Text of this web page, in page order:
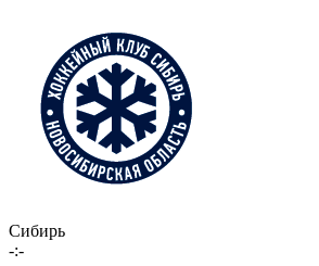
Сибирь
-:-